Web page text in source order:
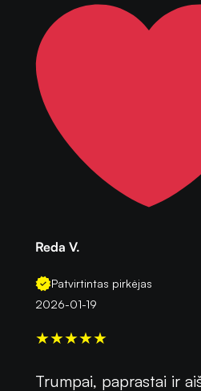
Reda V.
Patvirtintas pirkėjas
2026-01-19
★★★★★
Trumpai, paprastai ir